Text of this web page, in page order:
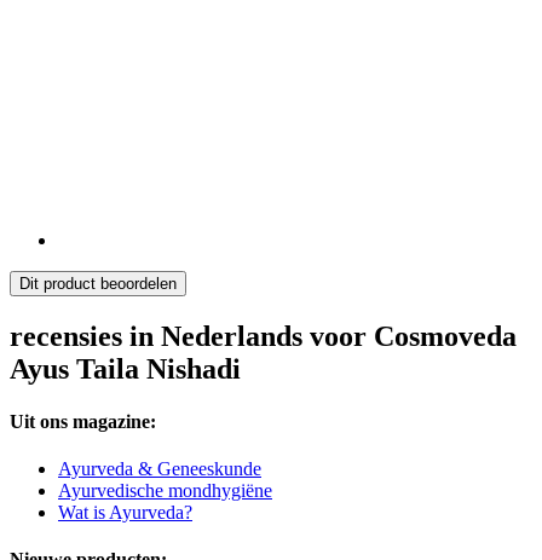
Dit product beoordelen
recensies in Nederlands voor Cosmoveda
Ayus Taila Nishadi
Uit ons magazine:
Ayurveda & Geneeskunde
Ayurvedische mondhygiëne
Wat is Ayurveda?